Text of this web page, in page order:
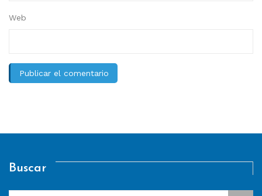
Web
Buscar